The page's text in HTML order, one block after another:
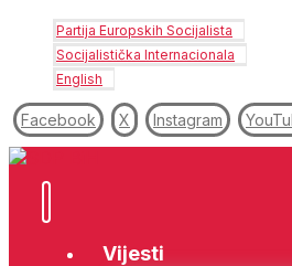
Partija Europskih Socijalista
Socijalistička Internacionala
English
Facebook X Instagram
Vijesti